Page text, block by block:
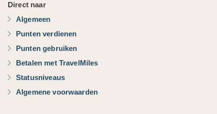
Direct naar
Algemeen
Punten verdienen
Punten gebruiken
Betalen met TravelMiles
Statusniveaus
Algemene voorwaarden